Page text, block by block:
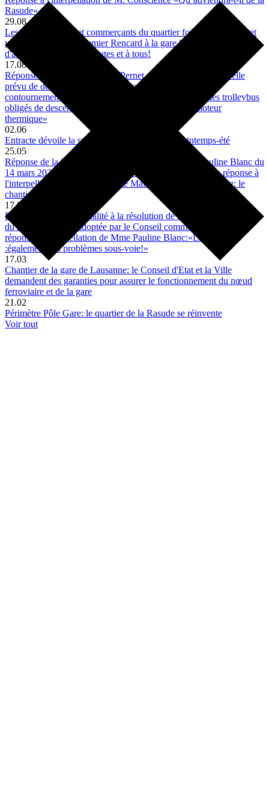
Rasude»
29.08
Les commerçantes et commerçants du quartier font leur Entracte et
vous invitent à leur premier Rencard à la gare lors d'une journée
d'animations ouverte à toutes et à tous!
17.08
Réponse à la résolution de M. Pernet - «La Municipalité a-t-elle
prévu de demander aux TL de résoudre le problème du
contournement du chantier de la place de la gare pour les trolleybus
obligés de descendre leurs perches et de passer au moteur
thermique»
02.06
Entracte dévoile la suite de sa programmation printemps-été
25.05
Réponse de la Municipalité à la résolution de Mme Pauline Blanc du
14 mars 2023 adoptée par le Conseil communal suite à la réponse à
l'interpellation de Mme Mathilde Maillard: «Place de la Gare: le
chantier patine»
17.05
Réponse de la Municipalité à la résolution de M. Pierre Conscience
du 28 février 2023 adoptée par le Conseil communal suite à la
réponse à l'interpellation de Mme Pauline Blanc:«La Gare
:également des problèmes sous-voie!»
17.03
Chantier de la gare de Lausanne: le Conseil d'Etat et la Ville
demandent des garanties pour assurer le fonctionnement du nœud
ferroviaire et de la gare
21.02
Périmètre Pôle Gare: le quartier de la Rasude se réinvente
Voir tout